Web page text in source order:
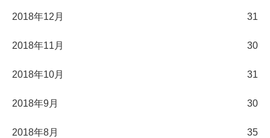
2018年12月 31
2018年11月 30
2018年10月 31
2018年9月 30
2018年8月 35